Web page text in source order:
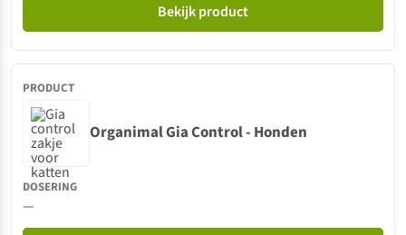
Bekijk product
Organimal Gia Control - Honden
—